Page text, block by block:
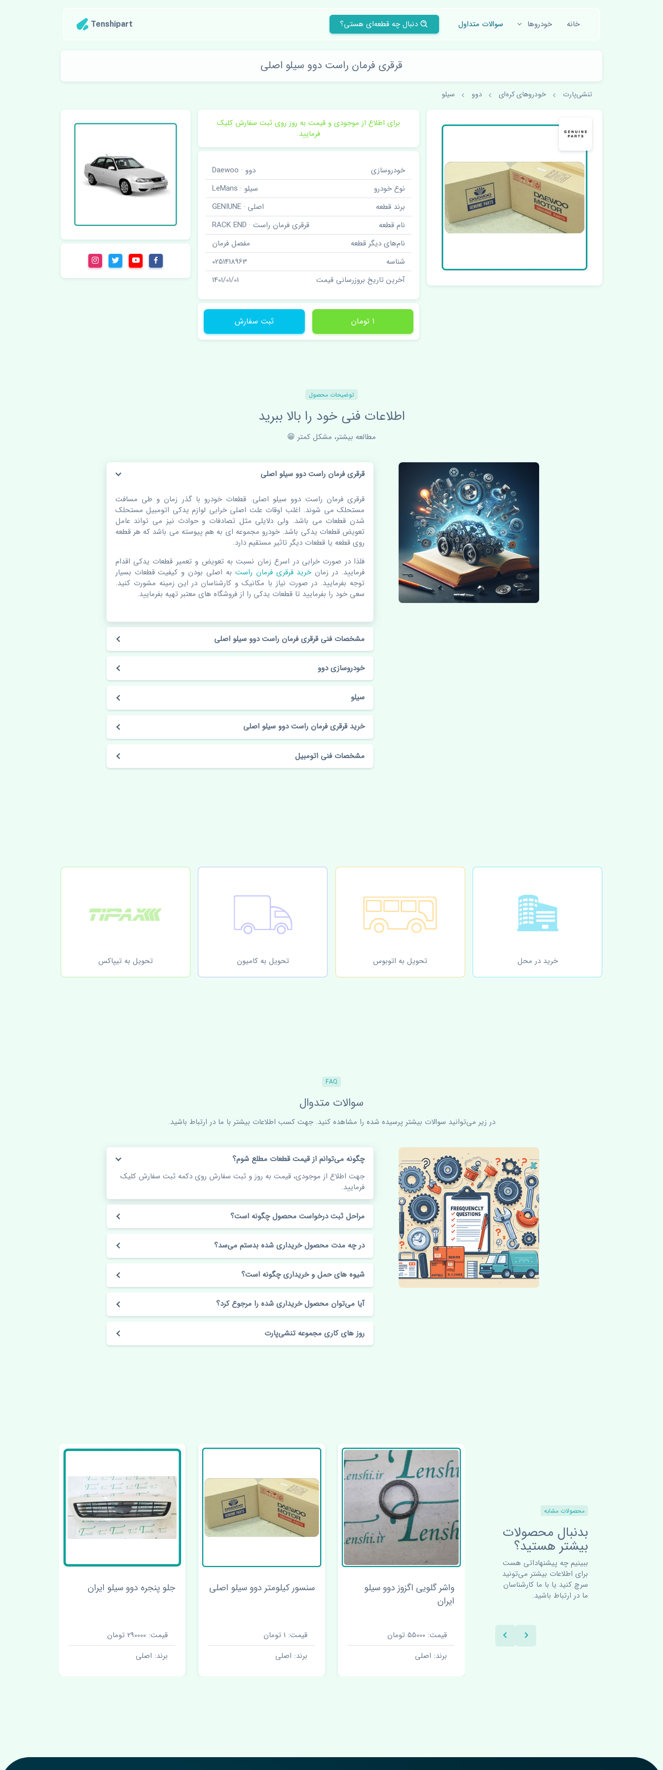
خانه خودروها سوالات متداول دنبال چه قطعه‌ای هستی؟ Tenshipart
قرقری فرمان راست دوو سیلو اصلی
تنشی‌پارت خودروهای کره‌ای دوو سیلو
برای اطلاع از موجودی و قیمت به روز روی ثبت سفارش کلیک
فرمایید.
خودروسازی
دوو · Daewoo
نوع خودرو
سیلو · LeMans
برند قطعه
اصلی · GENIUNE
نام قطعه
قرقری فرمان راست · RACK END
نام‌های دیگر قطعه
مفصل فرمان
شناسه
0251418963
آخرین تاریخ بروزرسانی قیمت
1401/01/01
1 تومان ثبت سفارش
توضیحات محصول
اطلاعات فنی خود را بالا ببرید
مطالعه بیشتر، مشکل کمتر 😁
قرقری فرمان راست دوو سیلو اصلی
قرقری فرمان راست دوو سیلو اصلی. قطعات خودرو با گذر زمان و طی مسافت
مستحلک می شوند. اغلب اوقات علت اصلی خرابی لوازم یدکی اتومبیل مستحلک
شدن قطعات می باشد. ولی دلایلی مثل تصادفات و حوادث نیز می تواند عامل
تعویض قطعات یدکی باشد. خودرو مجموعه ای به هم پیوسته می باشد که هر قطعه
روی قطعه یا قطعات دیگر تاثیر مستقیم دارد.
فلذا در صورت خرابی در اسرع زمان نسبت به تعویض و تعمیر قطعات یدکی اقدام
فرمایید. در زمان خرید قرقری فرمان راست به اصلی بودن و کیفیت قطعات بسیار
توجه بفرمایید. در صورت نیاز با مکانیک و کارشناسان در این زمینه مشورت کنید.
سعی خود را بفرمایید تا قطعات یدکی را از فروشگاه های معتبر تهیه بفرمایید.
مشخصات فنی قرقری فرمان راست دوو سیلو اصلی
خودروسازی دوو
سیلو
خرید قرقری فرمان راست دوو سیلو اصلی
مشخصات فنی اتومبیل
خرید در محل تحویل به اتوبوس تحویل به کامیون تحویل به تیپاکس
FAQ
سوالات متدوال
در زیر می‌توانید سوالات بیشتر پرسیده شده را مشاهده کنید. جهت کسب اطلاعات بیشتر با ما در ارتباط باشید.
چگونه می‌توانم از قیمت قطعات مطلع شوم؟
جهت اطلاع از موجودی، قیمت به روز و ثبت سفارش روی دکمه ثبت سفارش کلیک
فرمایید.
مراحل ثبت درخواست محصول چگونه است؟
در چه مدت محصول خریداری شده بدستم می‌سد؟
شیوه های حمل و خریداری چگونه است؟
آیا می‌توان محصول خریداری شده را مرجوع کرد؟
روز های کاری مجموعه تنشی‌پارت
محصولات مشابه
بدنبال محصولات
بیشتر هستید؟
ببینیم چه پیشنهاداتی هست
برای اطلاعات بیشتر می‌تونید
سرچ کنید یا با ما کارشناسان
ما در ارتباط باشید.
زه سپر جلو دوو سیلو ایران
واشر گلویی اگزوز دوو سیلو
ایران
قیمت: 55000 تومان
برند: اصلی
سنسور کیلومتر دوو سیلو اصلی
قیمت: 1 تومان
برند: اصلی
جلو پنجره دوو سیلو ایران
قیمت: 290000 تومان
برند: اصلی